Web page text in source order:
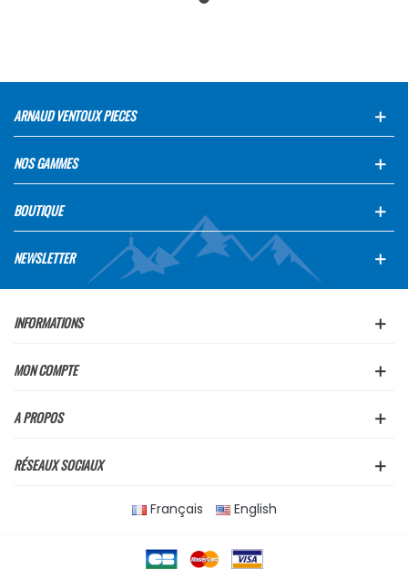
ARNAUD VENTOUX PIECES
NOS GAMMES
BOUTIQUE
NEWSLETTER
INFORMATIONS
MON COMPTE
A PROPOS
RÉSEAUX SOCIAUX
Français English